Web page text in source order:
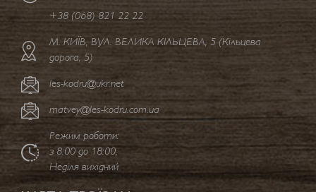
+38 (068) 821 22 22
M. КИЇВ, ВУЛ. ВЕЛИКА КІЛЬЦЕВА, 5 (Кільцева
дорога, 5)
les-kodru@ukr.net
matvey@les-kodru.com.ua
Режим роботи:
з 8:00 до 18:00,
Неділя вихідний